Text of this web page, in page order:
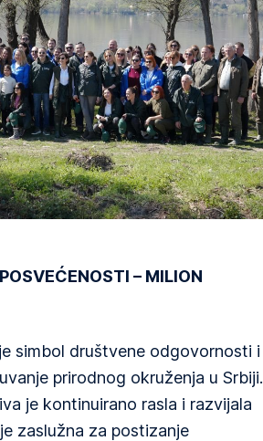
– MILION
simbol društvene odgovornosti i
prirodnog okruženja u Srbiji.
je kontinuirano rasla i razvijala
zaslužna za postizanje